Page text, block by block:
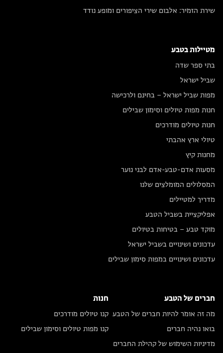
שירת הזמיר: אלבום שירי הציפורים ומופע נודד
מטיילות בטבע
בתי ספר שדה
שביל ישראל
מפות שביל ישראל – בחינם ולרכישה
חנות מפות טיולים וסימון שבילים
חנות טיולים מודרכים
טיולי ארץ אהבתי
מחנות קיץ
מסעות אדם-טבע-אדם לבני נוער
המסלולים המומלצים שלנו
מדריך למטיילים
אפליקציית בשביל הטבע
מוקד טבע – בטיחות בטיולים
עדכונים ושינויים בשביל ישראל
עדכונים ושינויים במפות סימון שבילים
חברים של הטבע
מה זה אומר להיות חברים של הטבע
בואו נהיה חברים
מדיניות השימוש של קהילת החברים
חנות
קנו טיולים מודרכים
קנו מפות טיולים וסימון שבילים